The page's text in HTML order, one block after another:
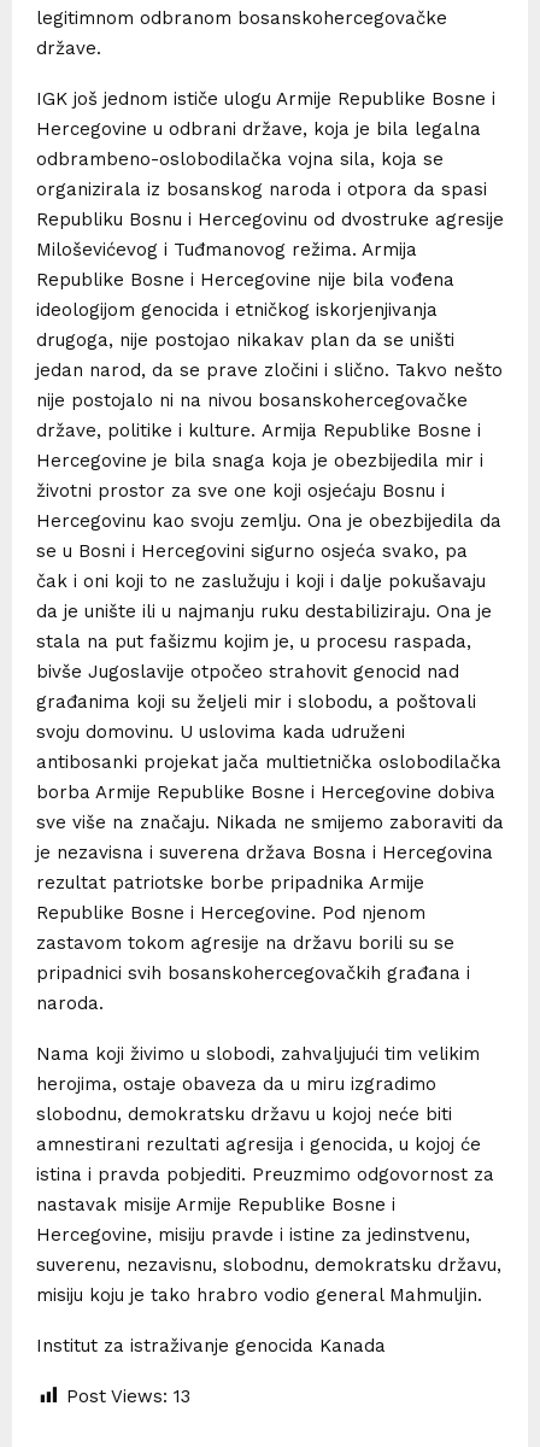
legitimnom odbranom bosanskohercegovačke
države.
IGK još jednom ističe ulogu Armije Republike Bosne i
Hercegovine u odbrani države, koja je bila legalna
odbrambeno-oslobodilačka vojna sila, koja se
organizirala iz bosanskog naroda i otpora da spasi
Republiku Bosnu i Hercegovinu od dvostruke agresije
Miloševićevog i Tuđmanovog režima. Armija
Republike Bosne i Hercegovine nije bila vođena
ideologijom genocida i etničkog iskorjenjivanja
drugoga, nije postojao nikakav plan da se uništi
jedan narod, da se prave zločini i slično. Takvo nešto
nije postojalo ni na nivou bosanskohercegovačke
države, politike i kulture. Armija Republike Bosne i
Hercegovine je bila snaga koja je obezbijedila mir i
životni prostor za sve one koji osjećaju Bosnu i
Hercegovinu kao svoju zemlju. Ona je obezbijedila da
se u Bosni i Hercegovini sigurno osjeća svako, pa
čak i oni koji to ne zaslužuju i koji i dalje pokušavaju
da je unište ili u najmanju ruku destabiliziraju. Ona je
stala na put fašizmu kojim je, u procesu raspada,
bivše Jugoslavije otpočeo strahovit genocid nad
građanima koji su željeli mir i slobodu, a poštovali
svoju domovinu. U uslovima kada udruženi
antibosanki projekat jača multietnička oslobodilačka
borba Armije Republike Bosne i Hercegovine dobiva
sve više na značaju. Nikada ne smijemo zaboraviti da
je nezavisna i suverena država Bosna i Hercegovina
rezultat patriotske borbe pripadnika Armije
Republike Bosne i Hercegovine. Pod njenom
zastavom tokom agresije na državu borili su se
pripadnici svih bosanskohercegovačkih građana i
naroda.
Nama koji živimo u slobodi, zahvaljujući tim velikim
herojima, ostaje obaveza da u miru izgradimo
slobodnu, demokratsku državu u kojoj neće biti
amnestirani rezultati agresija i genocida, u kojoj će
istina i pravda pobjediti. Preuzmimo odgovornost za
nastavak misije Armije Republike Bosne i
Hercegovine, misiju pravde i istine za jedinstvenu,
suverenu, nezavisnu, slobodnu, demokratsku državu,
misiju koju je tako hrabro vodio general Mahmuljin.
Institut za istraživanje genocida Kanada
Post Views: 13